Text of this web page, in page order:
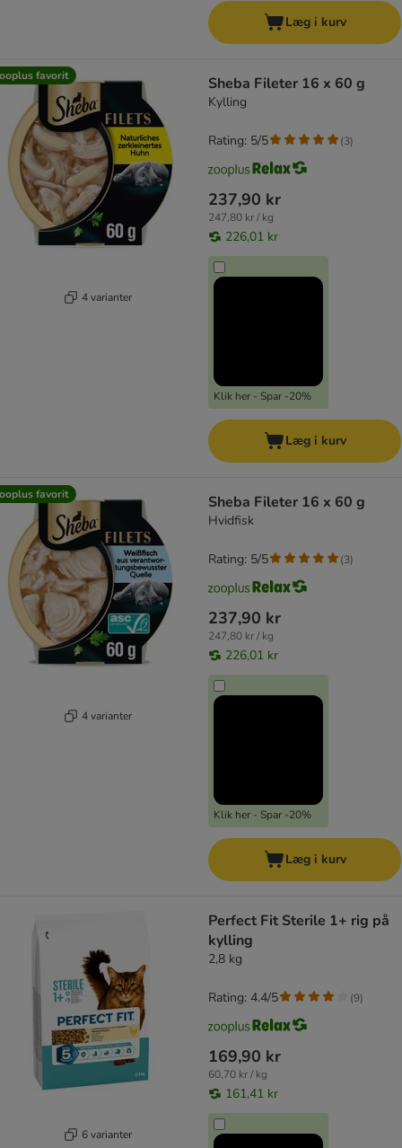
Læg i kurv
favorit
4 varianter
Sheba Fileter 16 x 60 g
Kylling
237,90 kr
247,80 kr / kg
226,01 kr
Klik her - Spar -20%
Rating: 5/5 (3)
Læg i kurv
favorit
4 varianter
Sheba Fileter 16 x 60 g
Hvidfisk
237,90 kr
247,80 kr / kg
226,01 kr
Klik her - Spar -20%
Rating: 5/5 (3)
Læg i kurv
6 varianter
Perfect Fit Sterile 1+ rig på
kylling
2,8 kg
169,90 kr
60,70 kr / kg
161,41 kr
Rating: 4.4/5 (9)